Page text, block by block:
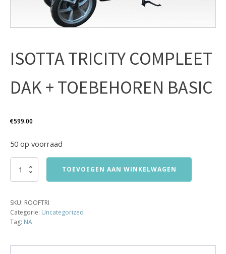
ISOTTA TRICITY COMPLEET
DAK + TOEBEHOREN BASIC
€599.00
50 op voorraad
ISOTTA
TRICITY
+
TOEBEHOREN
BASIC
TOEVOEGEN AAN WINKELWAGEN
SKU: ROOFTRI
Categorie: Uncategorized
Tag: NA